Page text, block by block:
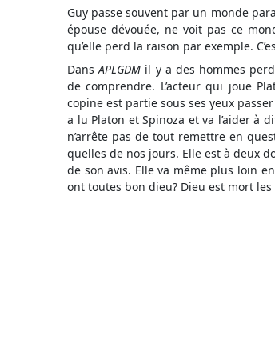
Guy passe souvent par un monde
épouse dévouée, ne voit pas ce
qu’elle perd la raison par exemple.
DansAPLGDM il y a des hommes
de comprendre. L’acteur qui joue
copine est partie sous ses yeux
a lu Platon et Spinoza et va l’aider à
n’arrête pas de tout remettre en
quelles de nos jours. Elle est à deux
de son avis. Elle va même plus loin
ont toutes bon dieu? Dieu est mort les